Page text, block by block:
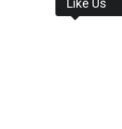
Like Us